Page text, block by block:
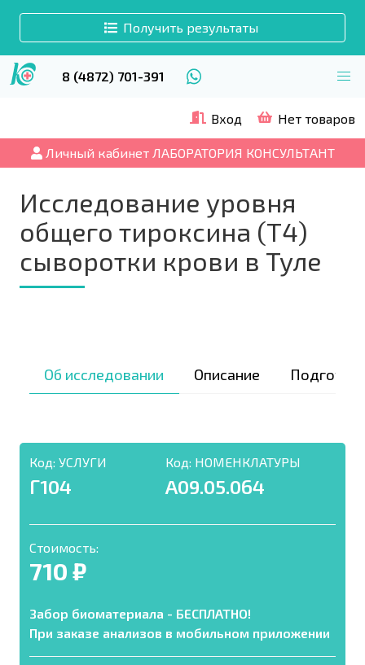
Получить результаты
8 (4872) 701-391
Вход Нет товаров
Личный кабинет ЛАБОРАТОРИЯ КОНСУЛЬТАНТ
Исследование уровня
общего тироксина (Т4)
сыворотки крови в Туле
Об исследовании Описание
Код: УСЛУГИ
Г104
Код: НОМЕНКЛАТУРЫ
A09.05.064
Стоимость:
710 ₽
Забор биоматериала - БЕСПЛАТНО!
При заказе анализов в мобильном приложении